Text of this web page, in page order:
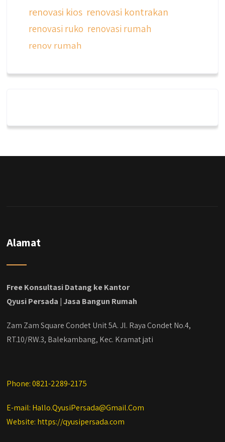
renovasi kios renovasi kontrakan
renovasi ruko renovasi rumah
renov rumah
Alamat
Free Konsultasi Datang ke Kantor
Qyusi Persada | Jasa Bangun Rumah
Zam Zam Square Condet Unit 5A. Jl. Raya Condet No.4,
RT.10/RW.3, Balekambang, Kec. Kramat jati
Phone: 0821-2289-2175
E-mail: Hallo.QyusiPersada@Gmail.Com
Website: https://qyusipersada.com